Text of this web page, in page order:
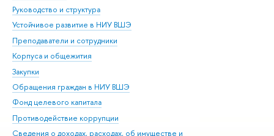
Руководство и структура
Устойчивое развитие в НИУ ВШЭ
Преподаватели и сотрудники
Корпуса и общежития
Закупки
Обращения граждан в НИУ ВШЭ
Фонд целевого капитала
Противодействие коррупции
Сведения о доходах, расходах, об имуществе и